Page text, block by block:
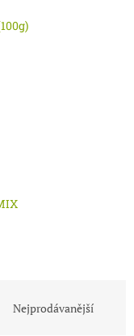
Nejprodávanější